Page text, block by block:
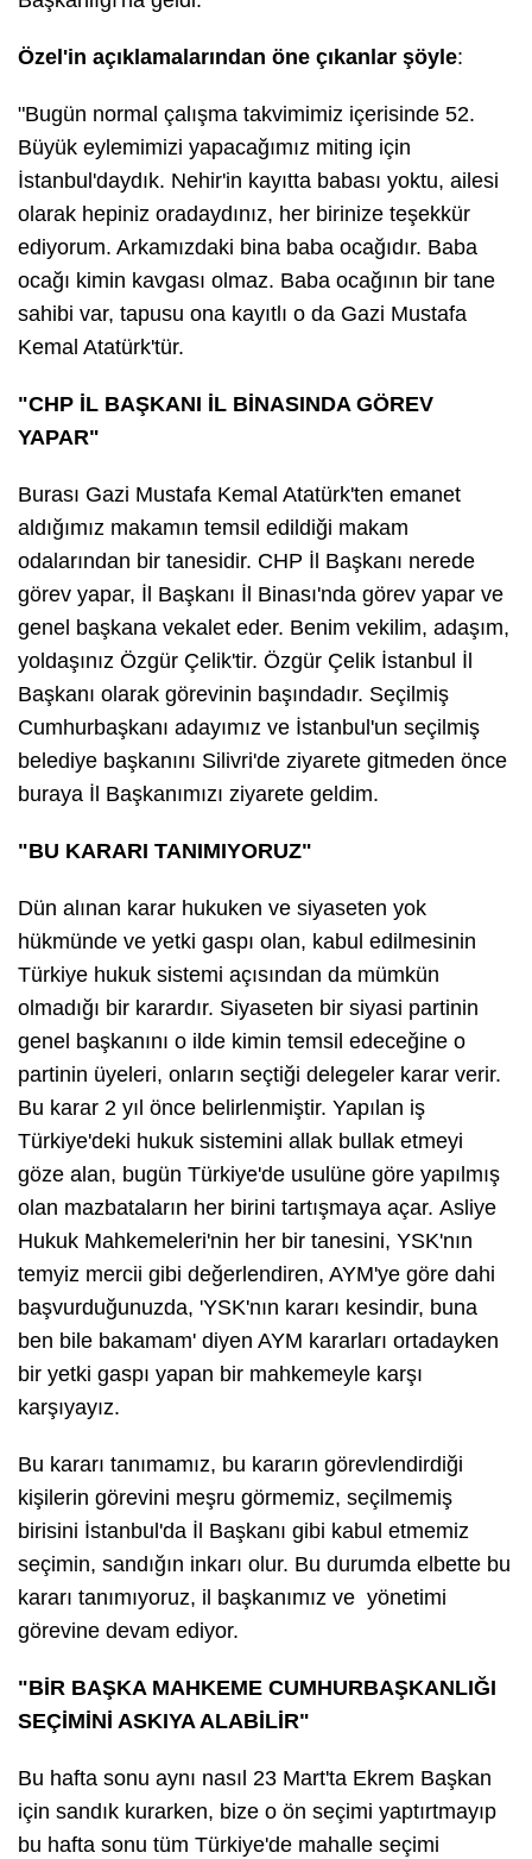
Özel'in açıklamalarından öne çıkanlar şöyle:
"Bugün normal çalışma takvimimiz içerisinde 52.
Büyük eylemimizi yapacağımız miting için
İstanbul'daydık. Nehir'in kayıtta babası yoktu, ailesi
olarak hepiniz oradaydınız, her birinize teşekkür
ediyorum. Arkamızdaki bina baba ocağıdır. Baba
ocağı kimin kavgası olmaz. Baba ocağının bir tane
sahibi var, tapusu ona kayıtlı o da Gazi Mustafa
Kemal Atatürk'tür.
"CHP İL BAŞKANI İL BİNASINDA GÖREV
YAPAR"
Burası Gazi Mustafa Kemal Atatürk'ten emanet
aldığımız makamın temsil edildiği makam
odalarından bir tanesidir. CHP İl Başkanı nerede
görev yapar, İl Başkanı İl Binası'nda görev yapar ve
genel başkana vekalet eder. Benim vekilim, adaşım,
yoldaşınız Özgür Çelik'tir. Özgür Çelik İstanbul İl
Başkanı olarak görevinin başındadır. Seçilmiş
Cumhurbaşkanı adayımız ve İstanbul'un seçilmiş
belediye başkanını Silivri'de ziyarete gitmeden önce
buraya İl Başkanımızı ziyarete geldim.
"BU KARARI TANIMIYORUZ"
Dün alınan karar hukuken ve siyaseten yok
hükmünde ve yetki gaspı olan, kabul edilmesinin
Türkiye hukuk sistemi açısından da mümkün
olmadığı bir karardır. Siyaseten bir siyasi partinin
genel başkanını o ilde kimin temsil edeceğine o
partinin üyeleri, onların seçtiği delegeler karar verir.
Bu karar 2 yıl önce belirlenmiştir. Yapılan iş
Türkiye'deki hukuk sistemini allak bullak etmeyi
göze alan, bugün Türkiye'de usulüne göre yapılmış
olan mazbataların her birini tartışmaya açar. Asliye
Hukuk Mahkemeleri'nin her bir tanesini, YSK'nın
temyiz mercii gibi değerlendiren, AYM'ye göre dahi
başvurduğunuzda, 'YSK'nın kararı kesindir, buna
ben bile bakamam' diyen AYM kararları ortadayken
bir yetki gaspı yapan bir mahkemeyle karşı
karşıyayız.
Bu kararı tanımamız, bu kararın görevlendirdiği
kişilerin görevini meşru görmemiz, seçilmemiş
birisini İstanbul'da İl Başkanı gibi kabul etmemiz
seçimin, sandığın inkarı olur. Bu durumda elbette bu
kararı tanımıyoruz, il başkanımız ve yönetimi
görevine devam ediyor.
"BİR BAŞKA MAHKEME CUMHURBAŞKANLIĞI
SEÇİMİNİ ASKIYA ALABİLİR"
Bu hafta sonu aynı nasıl 23 Mart'ta Ekrem Başkan
için sandık kurarken, bize o ön seçimi yaptırtmayıp
bu hafta sonu tüm Türkiye'de mahalle seçimi